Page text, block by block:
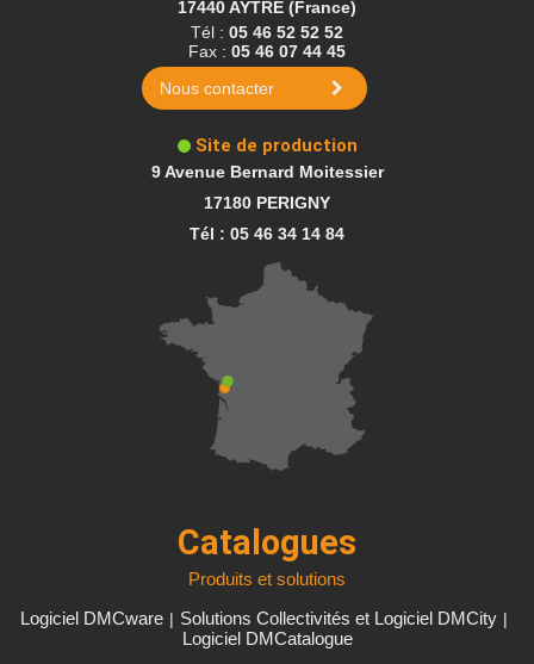
17440 AYTRÉ (France)
Tél : 05 46 52 52 52
Fax : 05 46 07 44 45
Nous contacter
Site de production
9 Avenue Bernard Moitessier
17180 PERIGNY
Tél : 05 46 34 14 84
Catalogues
Produits et solutions
Logiciel DMCware | Solutions Collectivités et Logiciel DMCity |
Logiciel DMCatalogue